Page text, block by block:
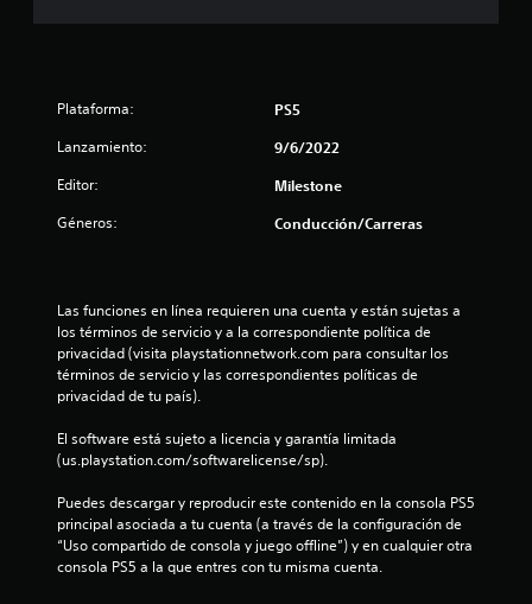
Plataforma: PS5
Lanzamiento: 9/6/2022
Editor: Milestone
Géneros: Conducción/Carreras
Las funciones en línea requieren una cuenta y están sujetas a
los términos de servicio y a la correspondiente política de
privacidad (visita playstationnetwork.com para consultar los
términos de servicio y las correspondientes políticas de
privacidad de tu país).
El software está sujeto a licencia y garantía limitada
(us.playstation.com/softwarelicense/sp).
Puedes descargar y reproducir este contenido en la consola PS5
principal asociada a tu cuenta (a través de la configuración de
“Uso compartido de consola y juego offline”) y en cualquier otra
consola PS5 a la que entres con tu misma cuenta.